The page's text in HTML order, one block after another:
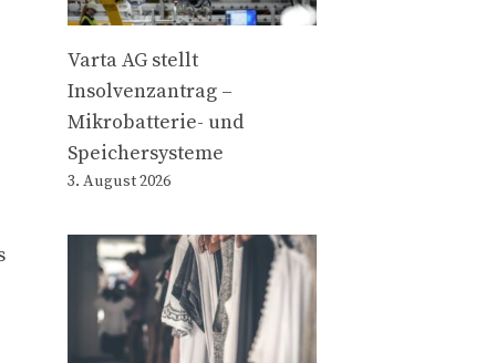
Varta AG stellt
Insolvenzantrag –
Mikrobatterie- und
Speichersysteme
3. August 2026